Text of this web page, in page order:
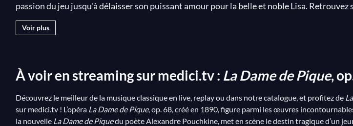
passion du jeu jusqu'à délaisser son puissant amour pour la belle et noble Lisa.
sur medici.tv !
Côté musique, l’éclatante partition de Tchaïkovski mêle une grande variété de styles
percer le mystérieux secret des « trois cartes gagnantes » détenues par la Comtesse et
ce que notre vie ? Un jeu ! », confiant ainsi son existence à la chance. C’est finalement la
Hermann se donne la mort, dans un dénouement tragique qui pourrait laisser entendre
Voir plus
À voir en streaming surmedici.tv: La Dame de Pique,
Découvrez le meilleur de la musique classique en live, replay ou dans notre catalogue, et profitez de
sur medici.tv ! L’opéra La Dame de Pique, op. 68, créé en 1890, figure parmi les œuvres
la nouvelle La Dame de Piquedu poète Alexandre Pouchkine, met en scène le destin tragique d’un